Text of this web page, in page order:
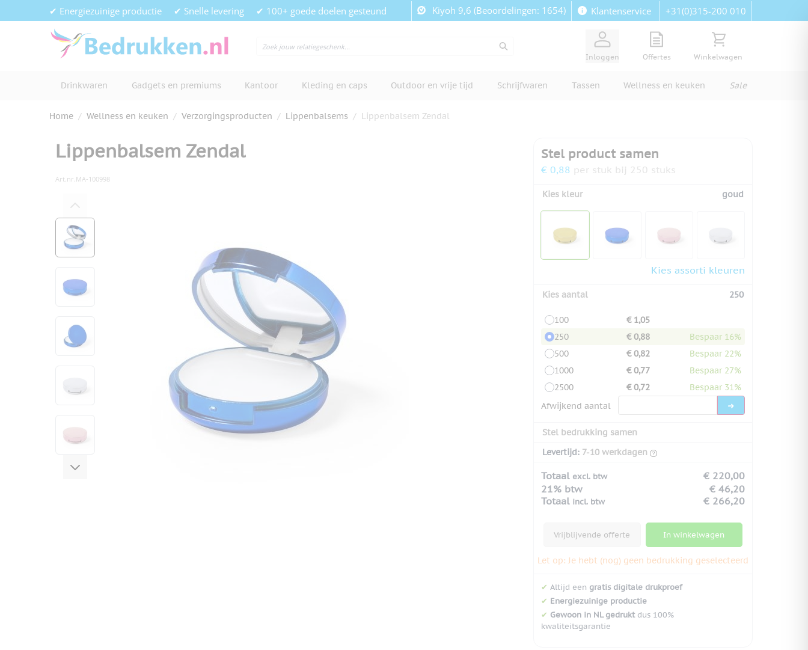
Ga naar de inhoud✔ Energiezuinige productie ✔ Snelle levering ✔ 100+ goede doelen gesteund Kiyoh 9,6 (Beoordelingen: 1654) Klantenservice +31(0)315-200 010
Inloggen
View quote, Quote is empty
Offertes
Bekijk winkelwagen,
Winkelwagen
Drinkwaren Gadgets en premiums Kantoor Kleding en caps Outdoor en vrije tijd Schrijfwaren Tassen Wellness en keuken Sale
Home / Wellness en keuken / Verzorgingsproducten / Lippenbalsems / Lippenbalsem Zendal
Lippenbalsem Zendal
Art.nr.MA-100998
View larger image
View larger image
View larger image
Stel product samen
€ 0,88 per stuk bij 250 stuks
Kies kleur goud
Kies assorti kleuren
Kies aantal 250
100
€ 1,05
250
€ 0,88
Bespaar 16%
500
€ 0,82
Bespaar 22%
1000
€ 0,77
Bespaar 27%
2500
€ 0,72
Bespaar 31%
Afwijkend aantal
Stel bedrukking samen
Levertijd: 7-10 werkdagen
Totaal excl. btw
€ 220,00
21% btw
€ 46,20
Totaal incl. btw € 266,20
Vrijblijvende offerte In winkelwagen
Let op: Je hebt (nog) geen bedrukking geselecteerd
✔ Altijd een gratis digitale drukproef
✔ Energiezuinige productie
✔ Gewoon in NL gedruktdus 100%
kwaliteitsgarantie